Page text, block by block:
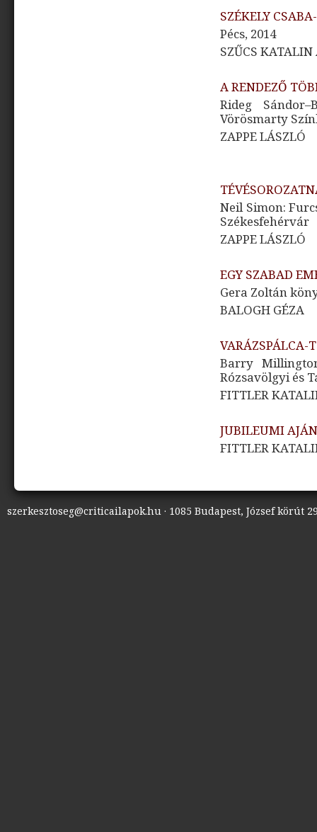
SZÉKELY
Pécs, 2014
SZŰCS KATALIN
A RENDEZŐ
Rideg
Vörösmarty
ZAPPE LÁSZLÓ
Neil Simon:
Székesfehérvár
ZAPPE LÁSZLÓ
EGY SZABAD
Gera Zoltán
BALOGH GÉZA
VARÁZSPÁLCA-
Barry
Rózsavölgyi és
FITTLER
JUBILEUMI
FITTLER
szerkesztoseg@criticailapok.hu · 1085 Budapest, József körút